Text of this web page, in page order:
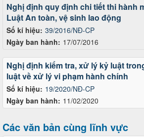
Số kí hiệu: 39/2016/NĐ-CP
Ngày ban hành: 17/07/2016
Nghị định quy định chi tiết thi hành
Luật An toàn, vệ sinh lao động
Số kí hiệu: 19/2020/NĐ-CP
Ngày ban hành: 11/02/2020
Nghị định kiểm tra, xử lý kỷ luật
luật về xử lý vi phạm hành chính
Các văn bản cùng lĩnh vực